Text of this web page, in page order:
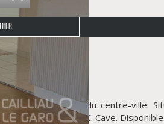
et à proximité du centre-ville.
salle d'eau/WC. Cave.